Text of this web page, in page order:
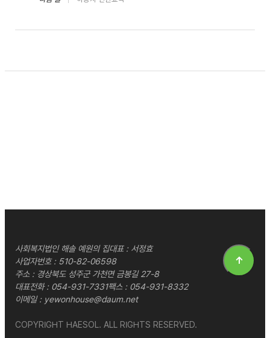
사회복지법인 해솔 예원의 집대표 : 서정효
사업자번호 : 510-82-06598
주소 : 경상북도 성주군 가천면 금봉길 27-8
대표전화 : 054-931-7331팩스 : 054-931-8332
이메일 : yewonhouse@daum.net
COPYRIGHT HAESOL. ALL RIGHTS RESERVED.
↑